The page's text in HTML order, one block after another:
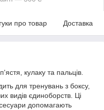
про товар Доставка
кулаку та пальців.
для тренувань з боксу,
видів єдиноборств. Ці
допомагають